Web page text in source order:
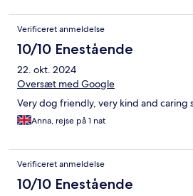
Verificeret anmeldelse
10/10 Enestående
22. okt. 2024
Oversæt med Google
Very dog friendly, very kind and caring
Anna, rejse på 1 nat
Verificeret anmeldelse
10/10 Enestående